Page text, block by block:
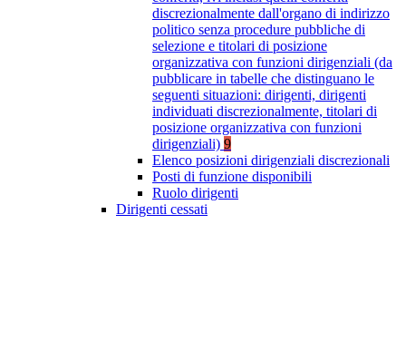
discrezionalmente dall'organo di indirizzo
politico senza procedure pubbliche di
selezione e titolari di posizione
organizzativa con funzioni dirigenziali (da
pubblicare in tabelle che distinguano le
seguenti situazioni: dirigenti, dirigenti
individuati discrezionalmente, titolari di
posizione organizzativa con funzioni
dirigenziali) 9
Elenco posizioni dirigenziali discrezionali
Posti di funzione disponibili
Ruolo dirigenti
Dirigenti cessati